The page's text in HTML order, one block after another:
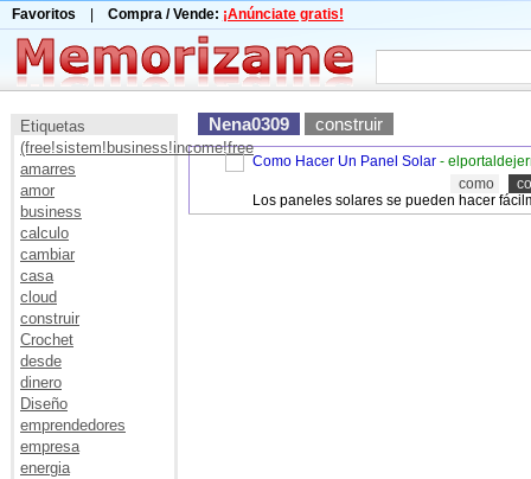
Favoritos Compra / Vende: ¡Anúnciate gratis!
Etiquetas
(free!sistem!business!income!free
amarres
amor
business
calculo
cambiar
casa
cloud
construir
Crochet
desde
dinero
Diseño
emprendedores
empresa
energia
Nena0309 construir
Como Hacer Un Panel Solar -
como
Los paneles solares se pueden hacer